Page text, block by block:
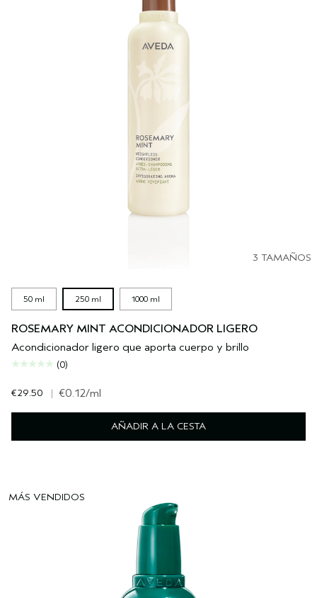
3 TAMAÑOS
50 ml 250 ml 1000 ml
ROSEMARY MINT ACONDICIONADOR LIGERO
Acondicionador ligero que aporta cuerpo y brillo
(0)
€29.50 | €0.12/ml
AÑADIR A LA CESTA
MÁS VENDIDOS